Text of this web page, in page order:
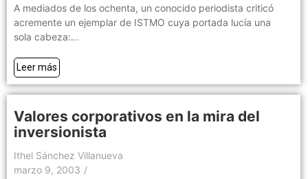
A mediados de los ochenta, un conocido periodista criticó
acremente un ejemplar de ISTMO cuya portada lucía una
sola cabeza:...
Leer más
Valores corporativos en la mira del
inversionista
Ithel Sánchez Villanueva
marzo 9, 2003 /